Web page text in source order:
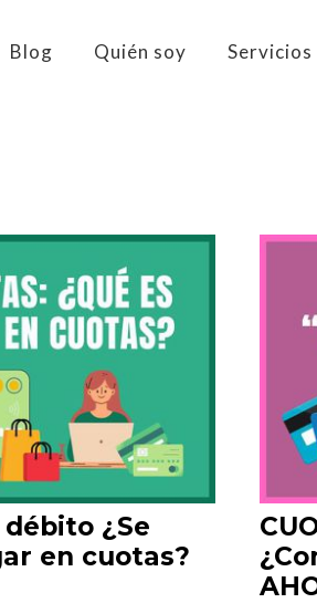
Blog Quién soy Servicios
¿Se
en cuotas?